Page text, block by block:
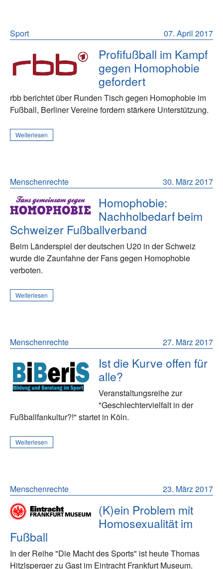
07. April 2017
Sport
Profifußball im Kampf
gegen Homophobie
gefordert
rbb berichtet über Runden Tisch gegen Homophobie im
Fußball, Berliner Vereine fordern stärkere Unterstützung.
Weiterlesen
30. März 2017
Menschenrechte
Homophobie:
Nachholbedarf beim
Schweizer Fußballverband
Beim Länderspiel der deutschen U20 in der Schweiz
wurde die Zaunfahne der Fans gegen Homophobie
verboten.
Weiterlesen
27. März 2017
Menschenrechte
Ist die Kurve offen für
alle?
Veranstaltungsreihe zur
"Geschlechtervielfalt in der
Fußballfankultur?!" startet in Köln.
Weiterlesen
23. März 2017
Menschenrechte
(K)ein Problem mit
Homosexualität im
Fußball
In der Reihe "Die Macht des Sports" ist heute Thomas
Hitzlsperger zu Gast im Eintracht Frankfurt Museum.